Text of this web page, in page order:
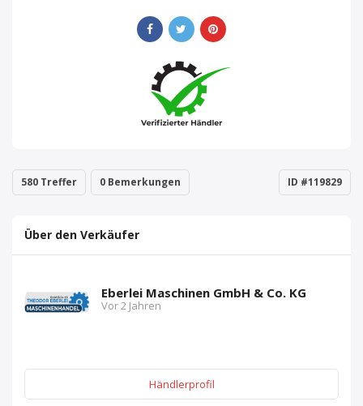
580 Treffer 0 Bemerkungen ID #119829
Über den Verkäufer
Eberlei Maschinen GmbH & Co. KG
Vor 2 Jahren
Händlerprofil